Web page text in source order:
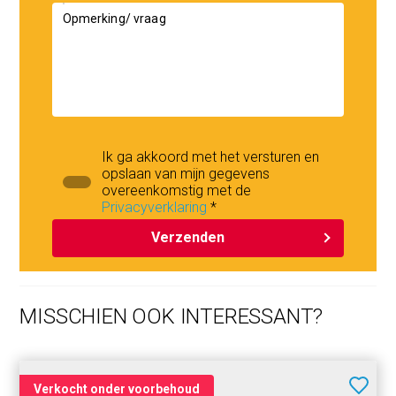
Opmerking/ vraag
Ik ga akkoord met het versturen en
opslaan van mijn gegevens
overeenkomstig met de
Privacyverklaring *
Verzenden
MISSCHIEN OOK INTERESSANT?
Verkocht onder voorbehoud